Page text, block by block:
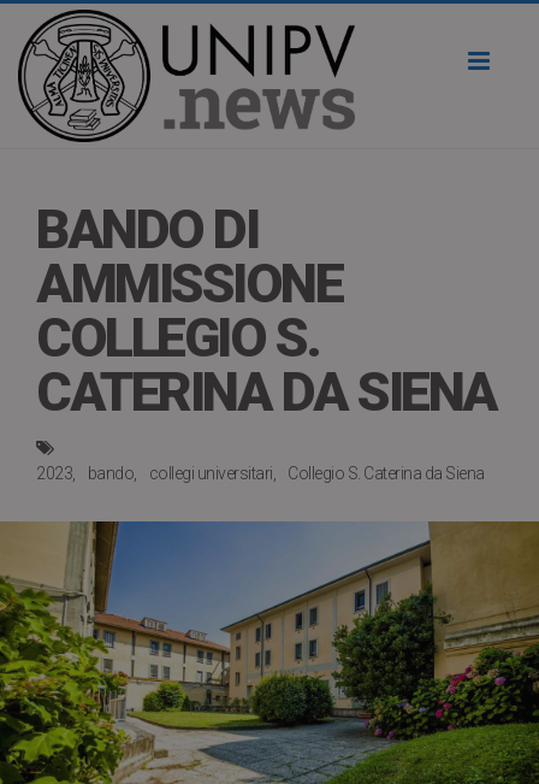
BANDO DI
AMMISSIONE
COLLEGIO S.
CATERINA DA SIENA
2023 bando collegi universitari Collegio S. Caterina da Siena